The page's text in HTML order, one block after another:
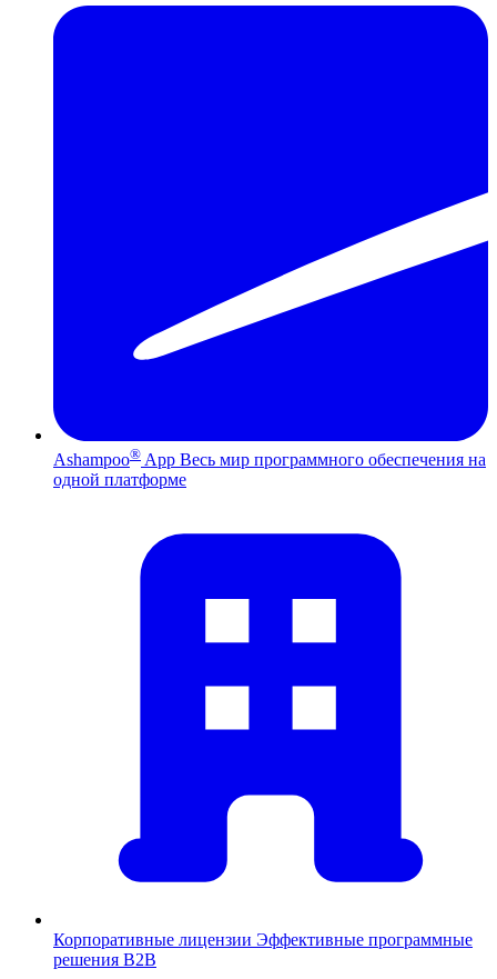
Ashampoo® App Весь мир программного обеспечения на
одной платформе
Корпоративные лицензии Эффективные программные
решения B2B